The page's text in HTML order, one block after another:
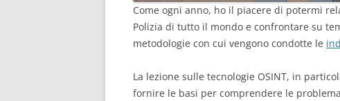
Come ogni anno, ho il piacere di potermi
Polizia di tutto il mondo e confrontare su
metodologie con cui vengono condotte le
La lezione sulle tecnologie OSINT, in
fornire le basi per comprendere le